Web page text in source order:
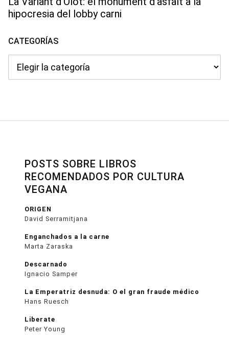
hipocresia del lobby carni
CATEGORÍAS
POSTS SOBRE LIBROS
RECOMENDADOS POR CULTURA
VEGANA
ORIGEN
David Serramitjana
Enganchados a la carne
Marta Zaraska
Descarnado
Ignacio Samper
La Emperatriz desnuda: O el gran fraude médico
Hans Ruesch
Liberate
Peter Young